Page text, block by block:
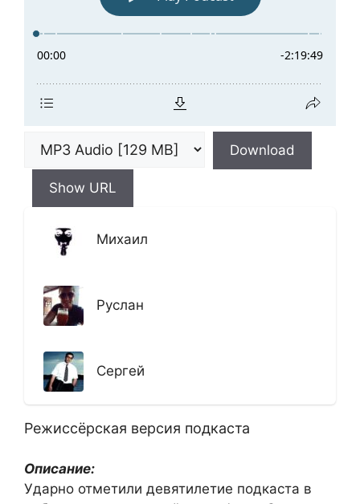
Download
Show URL
Михаил
Руслан
Сергей
Режиссёрская версия подкаста
Описание:
Ударно отметили девятилетие подкаста в